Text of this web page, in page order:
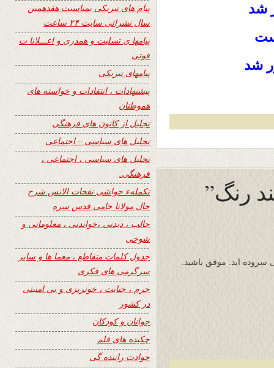
شد
شد
رنگ”
سروده اید. موفق باشید.
پیام های تبریکی بمناسبت هفدهمین
سال نشراتی سایت ۲۴ ساعت
پیامها ی تسلیت و همدری و اعـــلانا ت
فوتی
پیامهای تبریکی
پیشنهادات ، انتقادات و خواسته های
هموطنان
تجلیل از کانون های فرهنگی
تحلیل های سیاسی – اجتماعی
تحلیل های سیاسی ، اجتماعی ،
فرهنگی.
تکملهء حواشی نفحات الانس شرح
حال مولانا جامی قدس سره
جالب ، دیدنی ،خواندنی ، معلوماتی و
شوخی
جدول کلمات متقاطع ، معما ها و سایر
سرگرمی های فکری
جرم ، جنایت ، خونریزی و بی امنیتی
در کشور
جوانان و کودکان
چکیده های قلم
حوادث راننده گی